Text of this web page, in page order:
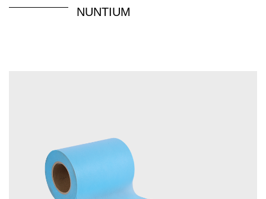
NUNTIUM